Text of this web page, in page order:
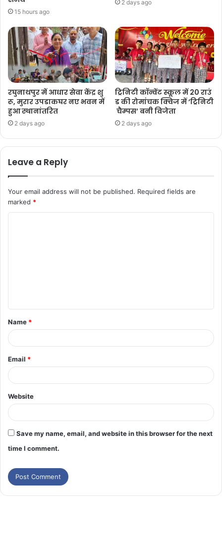
15 hours ago
2 days ago
रघुनाथपुर में आधार सेवा केंद्र शु
रू, मुरार उपडाकघर नए भवन में
हुआ स्थानांतरित
2 days ago
ट्रिनिटी कॉन्वेंट स्कूल में 20 राउं
ड की रोमांचक क्विज में ‘ट्रिनिटी
चैम्पस’ बनी विजेता
2 days ago
Leave a Reply
Your email address will not be published. Required fields are
marked *
Name *
Email *
Website
Save my name, email, and website in this browser for the next
time I comment.